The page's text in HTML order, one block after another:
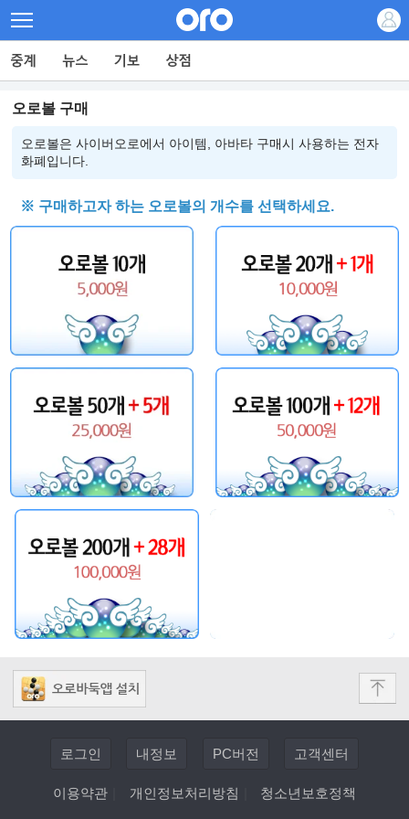
오로볼 구매
오로볼은 사이버오로에서 아이템, 아바타 구매시 사용하는 전자
화폐입니다.
※ 구매하고자 하는 오로볼의 개수를 선택하세요.
로그인 내정보 PC버전 고객센터
이용약관 개인정보처리방침 청소년보호정책